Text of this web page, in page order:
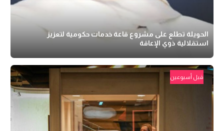
الحويلة تطلع على مشروع قاعة خدمات حكومية لتعزيز
استقلالية ذوي الإعاقة
قبل أسبوعين